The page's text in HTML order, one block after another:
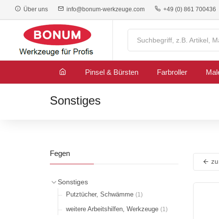
Über uns info@bonum-werkzeuge.com +49 (0) 861 700436
Pinsel & Bürsten Farbroller
Sonstiges
Fegen
Sonstiges
Putztücher, Schwämme (1)
weitere Arbeitshilfen, Werkzeuge (1)